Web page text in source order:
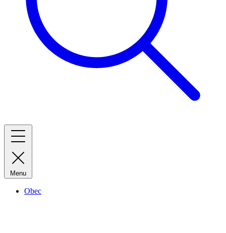
Menu
Obec